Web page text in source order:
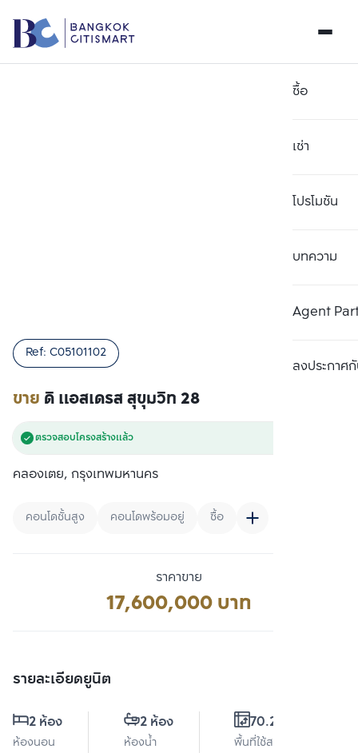
ซื้อ
เช่า
โปรโมชัน
บทความ
Agent
ลงประกาศกั
ขาย ดิ แอสเดรส สุขุมวิท 28
Ref: C05101102
ตรวจสอบโครงสร้างแล้ว
คลองเตย, กรุงเทพมหานคร
คอนโดชั้นสูง คอนโดพร้อมอยู่ ซื้อ
ราคาขาย
17,600,000 บาท
รายละเอียดยูนิต
2 ห้อง
ห้องนอน
2 ห้อง
ห้องน้ำ
70.22 ตร.ม.
พื้นที่ใช้สอย